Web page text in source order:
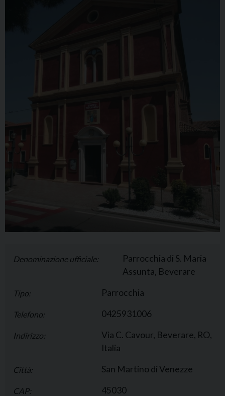
Denominazione ufficiale:
Parrocchia di S. Maria
Assunta, Beverare
Tipo: Parrocchia
Telefono: 0425931006
Indirizzo:
Via C. Cavour, Beverare, RO,
Italia
Città: San Martino di Venezze
CAP: 45030